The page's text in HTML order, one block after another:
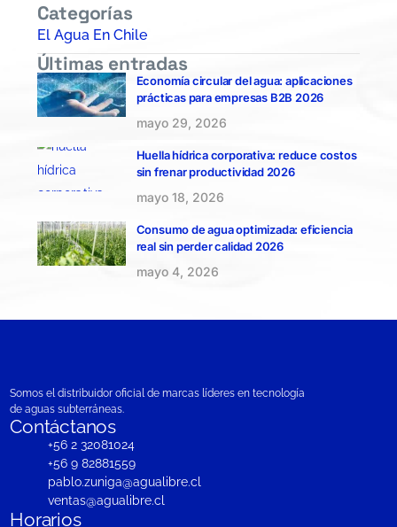
Categorías
El Agua En Chile
Últimas entradas
Economía circular del agua: aplicaciones
prácticas para empresas B2B 2026
mayo 29, 2026
Huella hídrica corporativa: reduce costos
sin frenar productividad 2026
mayo 18, 2026
Consumo de agua optimizada: eficiencia
real sin perder calidad 2026
mayo 4, 2026
Somos el distribuidor oficial de marcas líderes en tecnología
de aguas subterráneas.
Contáctanos
+56 2 32081024
+56 9 82881559
pablo.zuniga@agualibre.cl
ventas@agualibre.cl
Horarios